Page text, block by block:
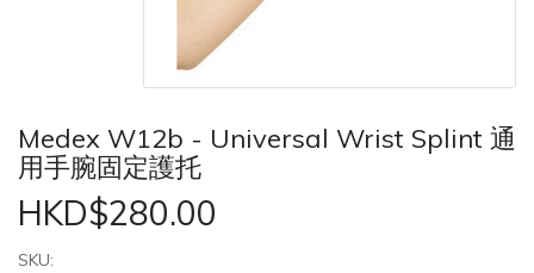
Medex W12b - Universal Wrist Splint 通
用手腕固定護托
HKD$280.00
SKU: